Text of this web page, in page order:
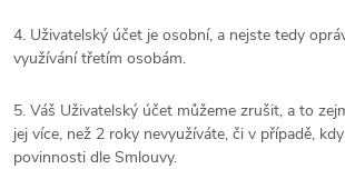
4. Uživatelský účet je osobní, a nejste tedy
využívání třetím osobám.
5. Váš Uživatelský účet můžeme zrušit, a to
jej více, než 2 roky nevyužíváte, či v případě,
povinnosti dle Smlouvy.